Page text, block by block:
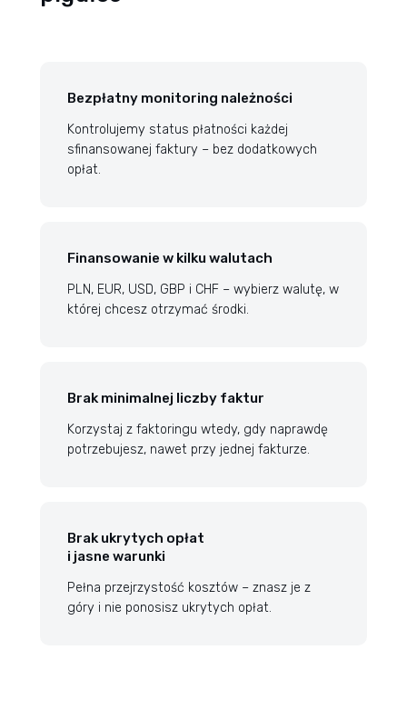
Bezpłatny monitoring należności
Kontrolujemy status płatności każdej
sfinansowanej faktury – bez dodatkowych
opłat.
Finansowanie w kilku walutach
PLN, EUR, USD, GBP i CHF – wybierz walutę, w
której chcesz otrzymać środki.
Brak minimalnej liczby faktur
Korzystaj z faktoringu wtedy, gdy naprawdę
potrzebujesz, nawet przy jednej fakturze.
Brak ukrytych opłat
i jasne warunki
Pełna przejrzystość kosztów – znasz je z
góry i nie ponosisz ukrytych opłat.